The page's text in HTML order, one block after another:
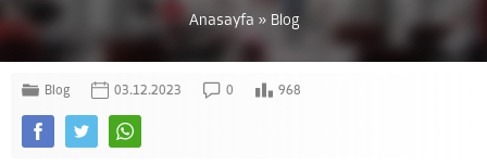
Anasayfa » Blog
Blog 03.12.2023 0 968